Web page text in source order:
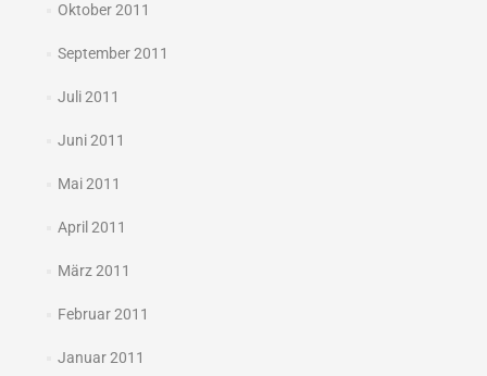
Oktober 2011
September 2011
Juli 2011
Juni 2011
Mai 2011
April 2011
März 2011
Februar 2011
Januar 2011